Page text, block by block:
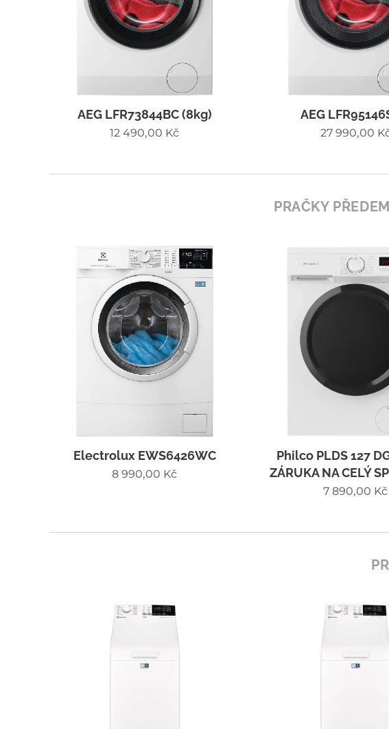
AEG LFR73844BC (8kg)
12 490,00 Kč
AEG
27 990,00
PRAČKY
Electrolux EWS6426WC
8 990,00 Kč
Philco PLDS 127
ZÁRUKA NA CELÝ
7 890,00 Kč